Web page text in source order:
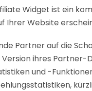
Widget ist ein
Ihrer Website
Partner auf die
ihres Partner-
und -